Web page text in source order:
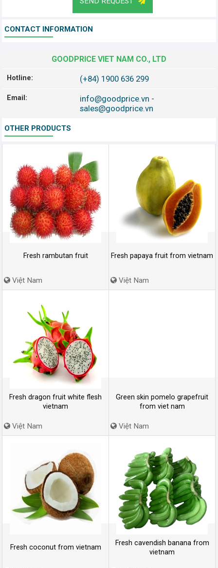
CONTACT INFORMATION
GOODPRICE VIET NAM CO., LTD
Hotline: (+84) 1900 636 299
Email: info@goodprice.vn -
sales@goodprice.vn
OTHER PRODUCTS
Fresh rambutan fruit
Việt Nam
Fresh papaya fruit from vietnam
Việt Nam
Fresh dragon fruit white flesh
vietnam
Việt Nam
Green skin pomelo grapefruit
from viet nam
Việt Nam
Fresh coconut from vietnam
Fresh cavendish banana from
vietnam